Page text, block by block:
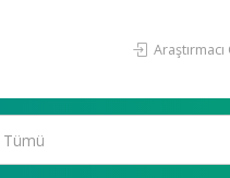
Araştırmacı